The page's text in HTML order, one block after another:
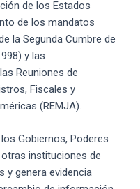
de los Estados
de los mandatos
la Segunda Cumbre de
y las
Reuniones de
Fiscales y
(REMJA).
Gobiernos, Poderes
instituciones de
y genera evidencia